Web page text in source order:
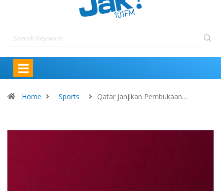
Home Sports Qatar Janjikan Pembukaan…